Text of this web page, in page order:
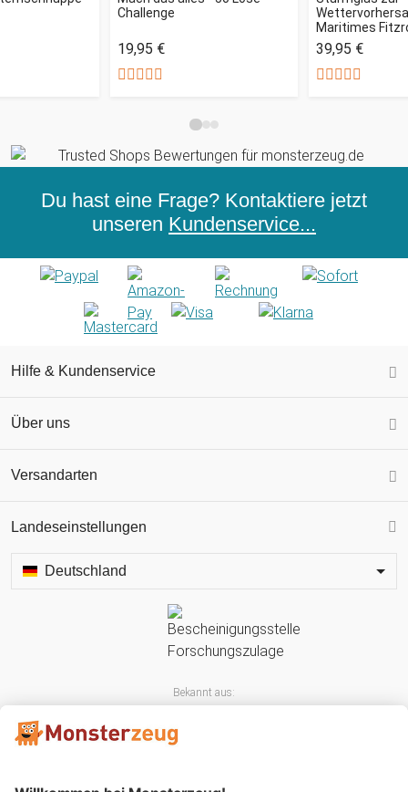
Challenge
19,95 €
Maritimes
39,95 €
Du hast eine Frage? Kontaktiere jetzt
unseren Kundenservice...
Hilfe & Kundenservice
Über uns
Versandarten
Landeseinstellungen
Deutschland
Bekannt aus: